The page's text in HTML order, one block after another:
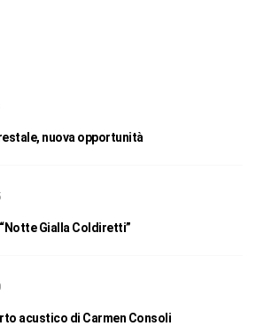
nuova opportunità
Gialla Coldiretti”
acustico di Carmen Consoli